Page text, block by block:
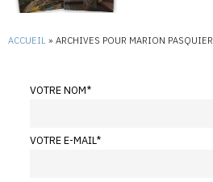
ACCUEIL » ARCHIVES POUR MARION PASQUIER
VOTRE NOM*
VOTRE E-MAIL*